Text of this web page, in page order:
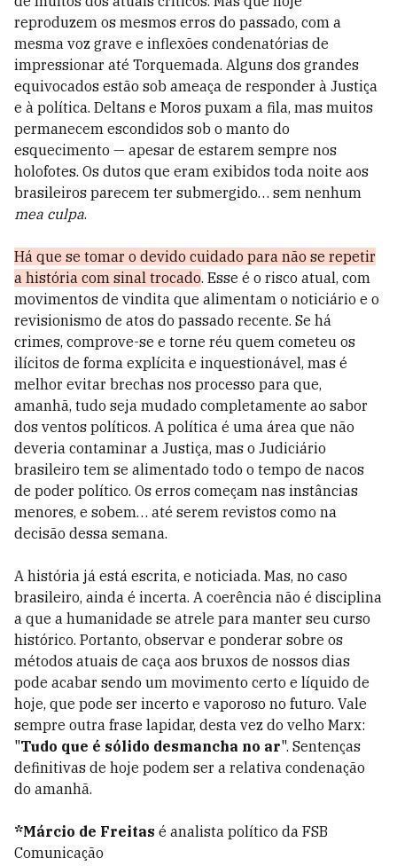
reproduzem os mesmos erros do passado, com a
mesma voz grave e inflexões condenatórias de
impressionar até Torquemada. Alguns dos grandes
equivocados estão sob ameaça de responder à Justiça
e à política. Deltans e Moros puxam a fila, mas muitos
permanecem escondidos sob o manto do
esquecimento — apesar de estarem sempre nos
holofotes. Os dutos que eram exibidos toda noite aos
brasileiros parecem ter submergido… sem nenhum
mea culpa.
Há que se tomar o devido cuidado para não se repetir
a história com sinal trocado. Esse é o risco atual, com
movimentos de vindita que alimentam o noticiário e o
revisionismo de atos do passado recente. Se há
crimes, comprove-se e torne réu quem cometeu os
ilícitos de forma explícita e inquestionável, mas é
melhor evitar brechas nos processo para que,
amanhã, tudo seja mudado completamente ao sabor
dos ventos políticos. A política é uma área que não
deveria contaminar a Justiça, mas o Judiciário
brasileiro tem se alimentado todo o tempo de nacos
de poder político. Os erros começam nas instâncias
menores, e sobem… até serem revistos como na
decisão dessa semana.
A história já está escrita, e noticiada. Mas, no caso
brasileiro, ainda é incerta. A coerência não é disciplina
a que a humanidade se atrele para manter seu curso
histórico. Portanto, observar e ponderar sobre os
métodos atuais de caça aos bruxos de nossos dias
pode acabar sendo um movimento certo e líquido de
hoje, que pode ser incerto e vaporoso no futuro. Vale
sempre outra frase lapidar, desta vez do velho Marx:
"Tudo que é sólido desmancha no ar". Sentenças
definitivas de hoje podem ser a relativa condenação
do amanhã.
*Márcio de Freitas é analista político da FSB
Comunicação